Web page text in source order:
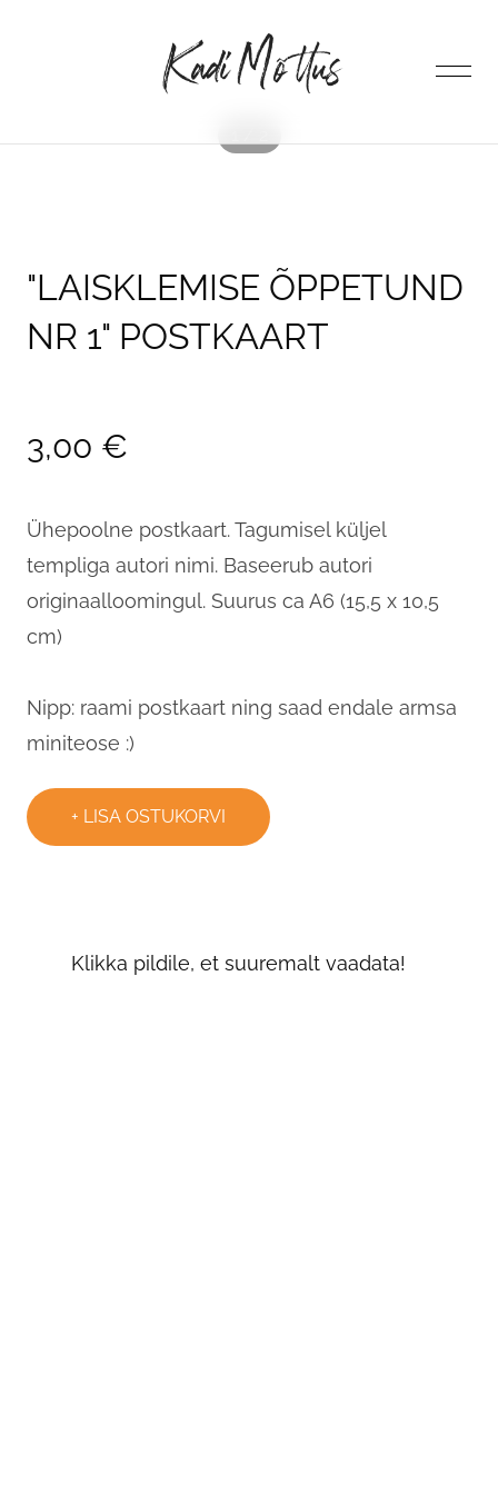
Vaata ostukorvi
AUTORIST
KONTAKT
"LAISKLEMISE ÕPPETUND
NR 1" POSTKAART
3,00 €
Ühepoolne postkaart. Tagumisel küljel
templiga autori nimi. Baseerub autori
originaalloomingul. Suurus ca A6 (15,5 x 10,5
cm)
Nipp: raami postkaart ning saad endale armsa
miniteose :)
LISA OSTUKORVI
Klikka pildile, et suuremalt vaadata!